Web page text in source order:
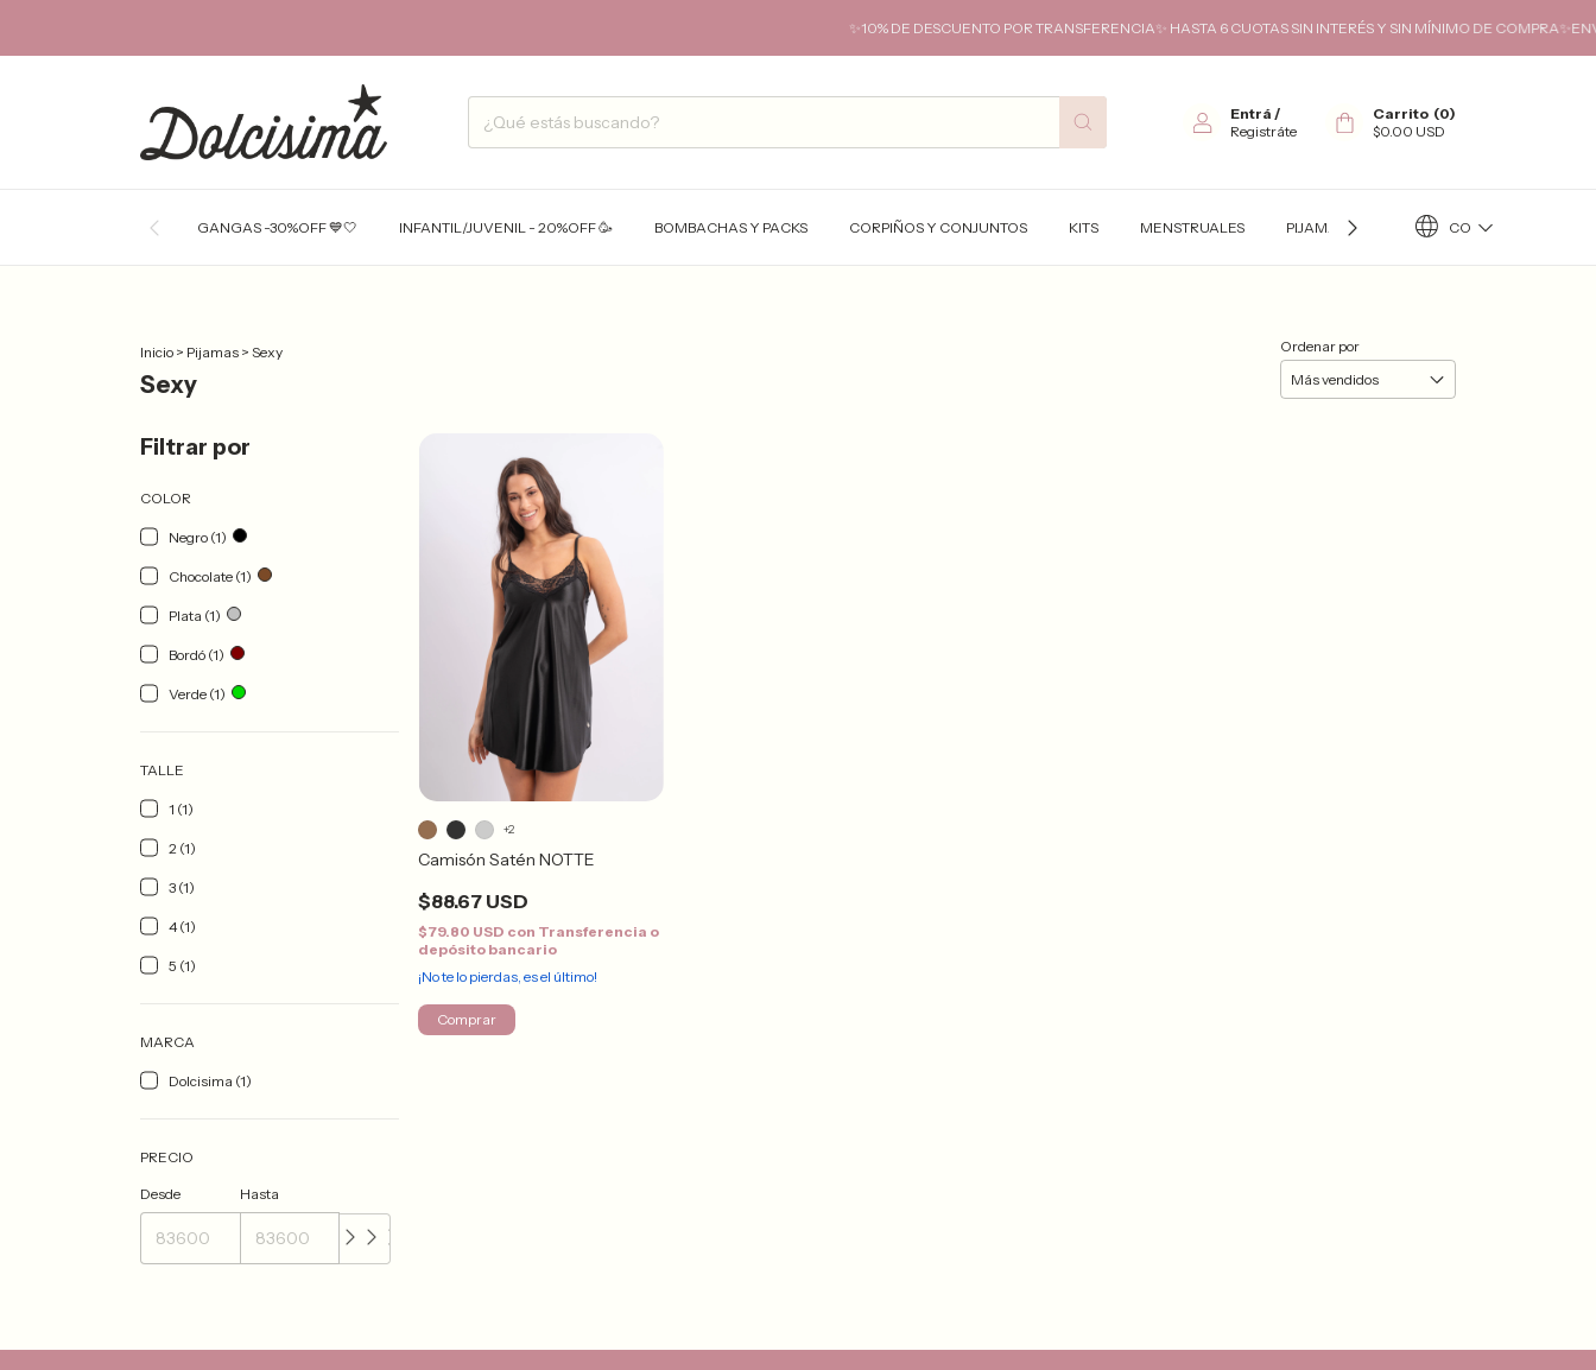
✨10% DE DESCUENTO POR TRANSFERENCIA✨ HASTA 6 CUOTAS SIN INTERÉS Y SIN MÍNIMO DE
Entrá /
Registráte
Carrito (0)
$0.00 USD
GANGAS -30%OFF 💙🤍 INFANTIL/JUVENIL - 20%OFF 🥳 BOMBACHAS Y PACKS CORPIÑOS Y CONJUNTOS KITS MENSTRUALES PIJAMAS TÉRMICOCO
Inicio > Pijamas > Sexy
Sexy
Ordenar por
Filtrar por
COLOR
Negro (1)
Chocolate (1)
Plata (1)
Bordó (1)
Verde (1)
TALLE
1 (1)
2 (1)
3 (1)
4 (1)
5 (1)
MARCA
Dolcisima (1)
PRECIO
Desde Hasta
Camisón Satén NOTTE
$88.67 USD
$79.80 USD con Transferencia o
depósito bancario
¡No te lo pierdas, es el último!
+2
Comprar